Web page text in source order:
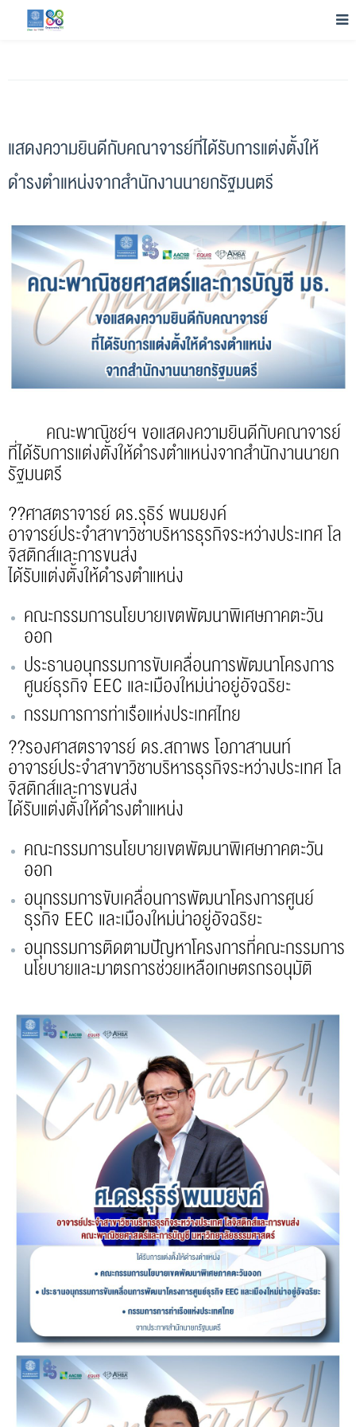
แสดงความยินดีกับคณาจารย์ที่ได้รับการแต่งตั้งให้
ดำรงตำแหน่งจากสำนักงานนายกรัฐมนตรี
คณะพาณิชย์ฯ ขอแสดงความยินดีกับคณาจารย์
ที่ได้รับการแต่งตั้งให้ดำรงตำแหน่งจากสำนักงานนายก
รัฐมนตรี
?‍?ศาสตราจารย์ ดร.รุธิร์ พนมยงค์
อาจารย์ประจำสาขาวิชาบริหารธุรกิจระหว่างประเทศ โล
จิสติกส์และการขนส่ง
ได้รับแต่งตั้งให้ดำรงตำแหน่ง
คณะกรรมการนโยบายเขตพัฒนาพิเศษภาคตะวัน
ออก
ประธานอนุกรรมการขับเคลื่อนการพัฒนาโครงการ
ศูนย์ธุรกิจ EEC และเมืองใหม่น่าอยู่อัจฉริยะ
กรรมการการท่าเรือแห่งประเทศไทย
?‍?รองศาสตราจารย์ ดร.สถาพร โอภาสานนท์
อาจารย์ประจำสาขาวิชาบริหารธุรกิจระหว่างประเทศ โล
จิสติกส์และการขนส่ง
ได้รับแต่งตั้งให้ดำรงตำแหน่ง
คณะกรรมการนโยบายเขตพัฒนาพิเศษภาคตะวัน
ออก
อนุกรรมการขับเคลื่อนการพัฒนาโครงการศูนย์
ธุรกิจ EEC และเมืองใหม่น่าอยู่อัจฉริยะ
อนุกรรมการติดตามปัญหาโครงการที่คณะกรรมการ
นโยบายและมาตรการช่วยเหลือเกษตรกรอนุมัติ